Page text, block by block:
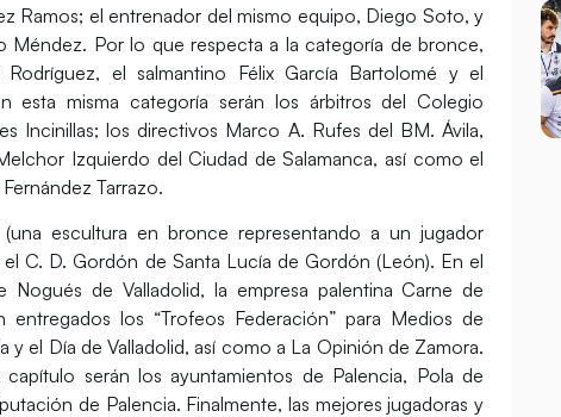
Ramos; el entrenador del mismo equipo, Diego Soto, y
Por lo que respecta a la categoría de bronce,
el salmantino Félix García Bartolomé y el
esta misma categoría serán los árbitros del Colegio
Incinillas; los directivos Marco A. Rufes del BM. Ávila,
Izquierdo del Ciudad de Salamanca, así como el
Tarrazo.
escultura en bronce representando a un jugador
C. D. Gordón de Santa Lucía de Gordón (León). En el
de Valladolid, la empresa palentina Carne de
los “Trofeos Federación” para Medios de
el Día de Valladolid, así como a La Opinión de Zamora.
serán los ayuntamientos de Palencia, Pola de
de Palencia. Finalmente, las mejores jugadoras y